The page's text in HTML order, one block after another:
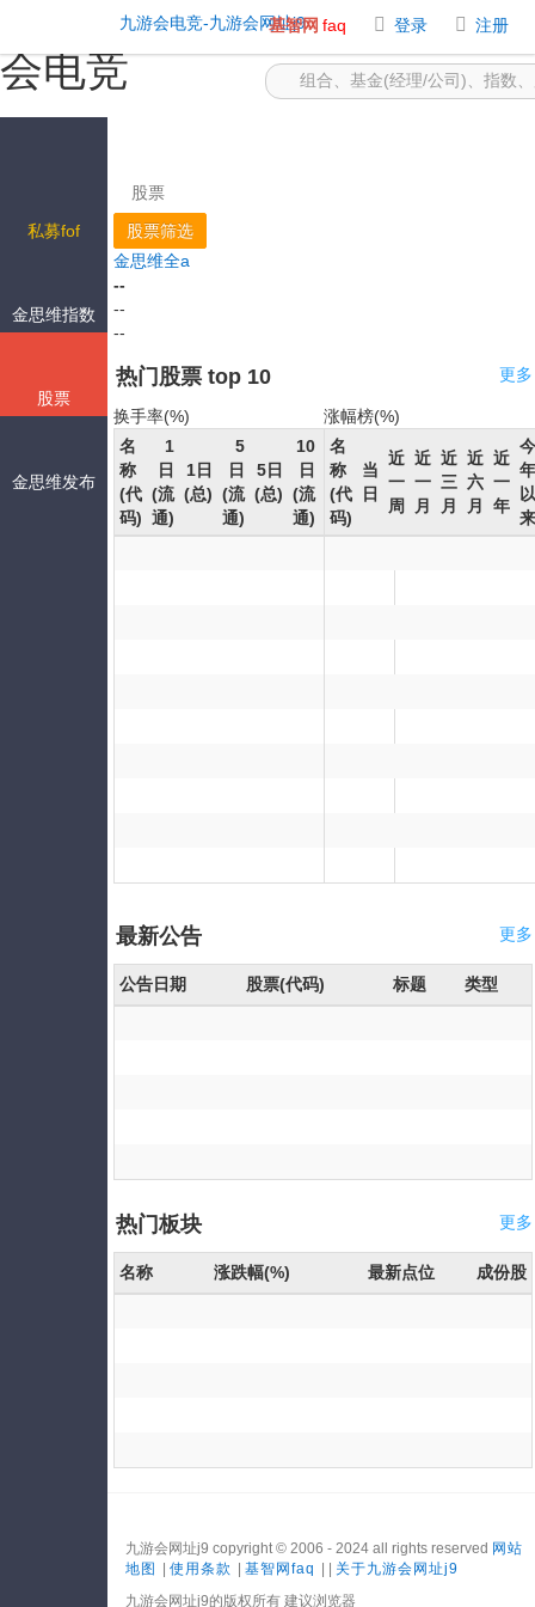
股票九游会网址j9首页 -九游
会电竞
私募fof
金思维指数
股票
金思维发布
九游会电竞-九游会网址j9
基智网 faq 登录 注册
股票
股票筛选
金思维全a
--
--
--
热门股票 top 10 更多
换手率(%)
名
称
(代
码)
1
日
(流
通)
1日
(总)
5
日
(流
通)
5日
(总)
10
日
(流
通)
10
日
(总)
跌
幅
(%)
涨幅榜(%)
名
称
(代
码)
当
日
近
一
周
近
一
月
近
三
月
近
六
月
近
一
年
今
年
以
来
最新公告 更多
公告日期 股票(代码) 标题 类型
热门板块 更多
名称 涨跌幅(%) 最新点位 成份股
九游会网址j9 copyright © 2006 - 2024 all rights reserved 网站
地图
使用条款 基智网faq
关于九游会网址j9
九游会网址j9的版权所有 建议浏览器